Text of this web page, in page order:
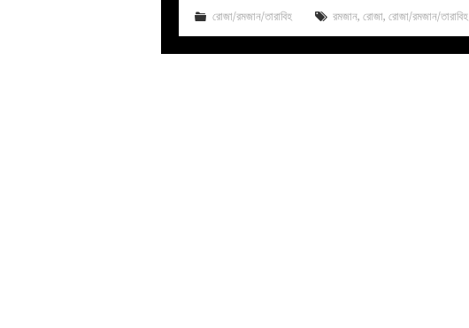
রোজা/রমজান/তারাবিহ রমজান,রোজা,রোজা/রমজান/তারাবিহ